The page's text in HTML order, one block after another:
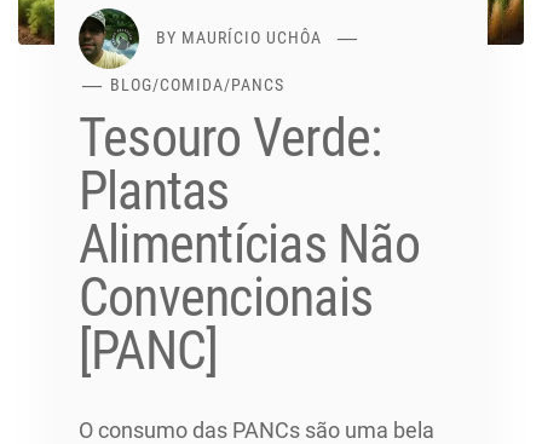
BY MAURÍCIO UCHÔA
BLOG/COMIDA/PANCS
Tesouro Verde:
Plantas
Alimentícias Não
Convencionais
[PANC]
O consumo das PANCs são uma bela